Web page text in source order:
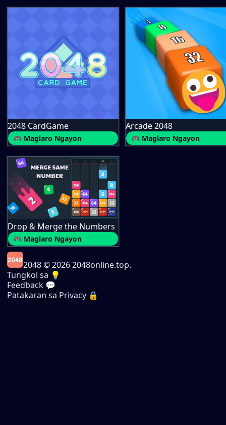
2048 CardGame
🎮 Maglaro Ngayon
Arcade 2048
🎮 Maglaro Ngayon
Drop & Merge the Numbers
🎮 Maglaro Ngayon
2048© 2026 2048online.top.
Tungkol sa 💡
Feedback 💬
Patakaran sa Privacy 🔒